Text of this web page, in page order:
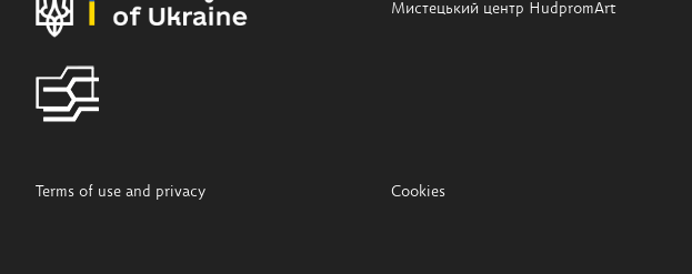
Мистецький центр HudpromArt
Terms of use and privacy Cookies